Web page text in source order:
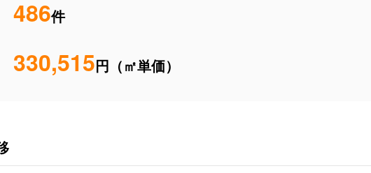
486件
330,515円（㎡単価）